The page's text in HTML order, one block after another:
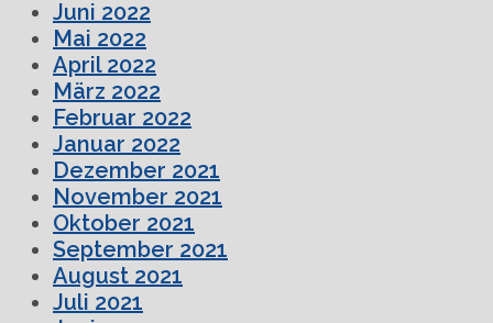
Juni 2022
Mai 2022
April 2022
März 2022
Februar 2022
Januar 2022
Dezember 2021
November 2021
Oktober 2021
September 2021
August 2021
Juli 2021